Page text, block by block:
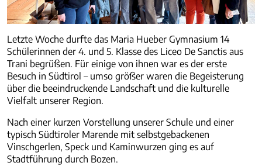
Letzte Woche durfte das Maria Hueber Gymnasium 14
Schülerinnen der 4. und 5. Klasse des Liceo De Sanctis aus
Trani begrüßen. Für einige von ihnen war es der erste
Besuch in Südtirol – umso größer waren die Begeisterung
über die beeindruckende Landschaft und die kulturelle
Vielfalt unserer Region.
Nach einer kurzen Vorstellung unserer Schule und einer
typisch Südtiroler Marende mit selbstgebackenen
Vinschgerlen, Speck und Kaminwurzen ging es auf
Stadtführung durch Bozen.